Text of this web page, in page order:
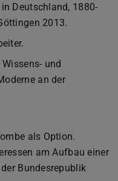
Deutschland, 1880-
2013.
und
an der
als Option.
am Aufbau einer
Bundesrepublik